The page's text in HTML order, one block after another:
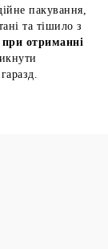
пакування,
та тішило з
при отриманні